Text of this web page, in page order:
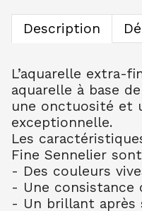
7.90€ TTC
BLEU
10.99€ TTC
BLEU COB
10.99€ TTC
Description
L’aquarelle extra-
aquarelle à base
une onctuosité et
exceptionnelle.
Les
Fine Sennelier
- Des couleurs
- Une consistance
- Un brillant après